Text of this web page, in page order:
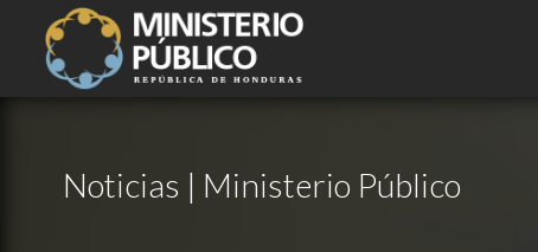
Noticias | Ministerio Público